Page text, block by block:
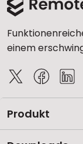
einem
Produkt